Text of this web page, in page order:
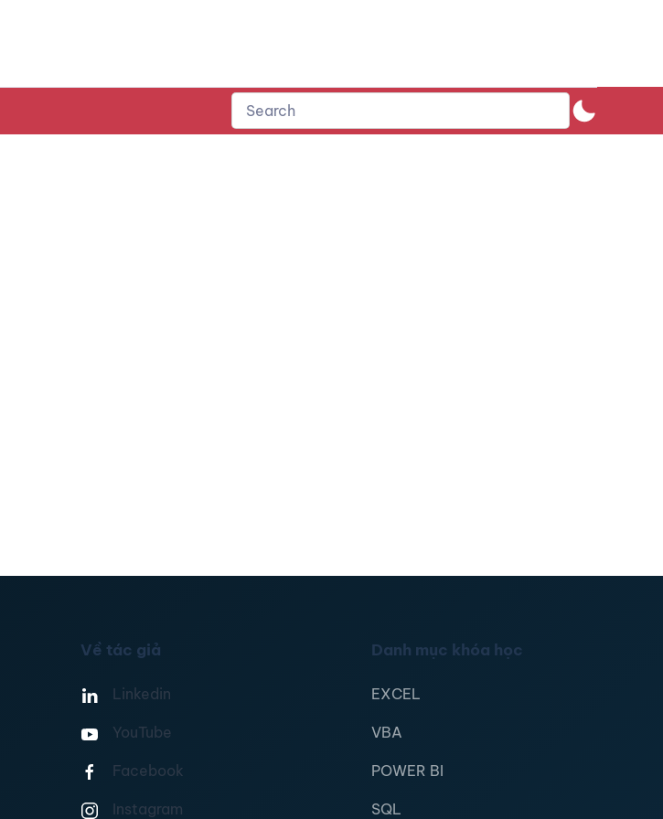
Về tác giả
Linkedin
YouTube
Facebook
Instagram
Danh mục khóa học
EXCEL
VBA
POWER BI
SQL